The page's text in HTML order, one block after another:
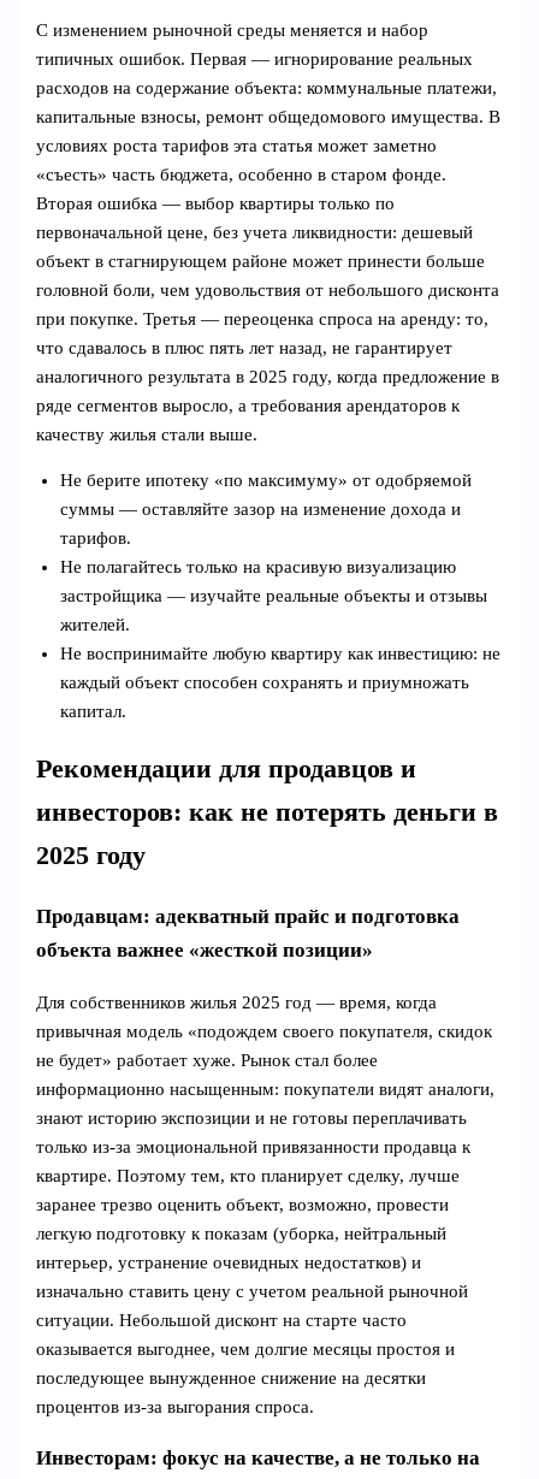
С изменением рыночной среды меняется и набор
типичных ошибок. Первая — игнорирование реальных
расходов на содержание объекта: коммунальные платежи,
капитальные взносы, ремонт общедомового имущества. В
условиях роста тарифов эта статья может заметно
«съесть» часть бюджета, особенно в старом фонде.
Вторая ошибка — выбор квартиры только по
первоначальной цене, без учета ликвидности: дешевый
объект в стагнирующем районе может принести больше
головной боли, чем удовольствия от небольшого дисконта
при покупке. Третья — переоценка спроса на аренду: то,
что сдавалось в плюс пять лет назад, не гарантирует
аналогичного результата в 2025 году, когда предложение в
ряде сегментов выросло, а требования арендаторов к
качеству жилья стали выше.
Не берите ипотеку «по максимуму» от одобряемой
суммы — оставляйте зазор на изменение дохода и
тарифов.
Не полагайтесь только на красивую визуализацию
застройщика — изучайте реальные объекты и отзывы
жителей.
Не воспринимайте любую квартиру как инвестицию: не
каждый объект способен сохранять и приумножать
капитал.
Рекомендации для продавцов и
инвесторов: как не потерять деньги в
2025 году
Продавцам: адекватный прайс и подготовка
объекта важнее «жесткой позиции»
Для собственников жилья 2025 год — время, когда
привычная модель «подождем своего покупателя, скидок
не будет» работает хуже. Рынок стал более
информационно насыщенным: покупатели видят аналоги,
знают историю экспозиции и не готовы переплачивать
только из-за эмоциональной привязанности продавца к
квартире. Поэтому тем, кто планирует сделку, лучше
заранее трезво оценить объект, возможно, провести
легкую подготовку к показам (уборка, нейтральный
интерьер, устранение очевидных недостатков) и
изначально ставить цену с учетом реальной рыночной
ситуации. Небольшой дисконт на старте часто
оказывается выгоднее, чем долгие месяцы простоя и
последующее вынужденное снижение на десятки
процентов из-за выгорания спроса.
Инвесторам: фокус на качестве, а не только на